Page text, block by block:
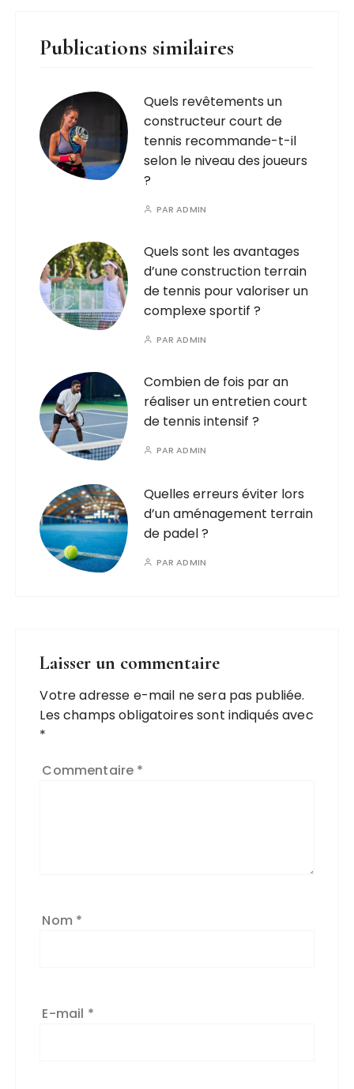
Publications similaires
Quels revêtements un
constructeur court de
tennis recommande-t-il
selon le niveau des joueurs
?
PARADMIN
Quels sont les avantages
d’une construction terrain
de tennis pour valoriser un
complexe sportif ?
PARADMIN
Combien de fois par an
réaliser un entretien court
de tennis intensif ?
PARADMIN
Quelles erreurs éviter lors
d’un aménagement terrain
de padel ?
PARADMIN
Laisser un commentaire
Votre adresse e-mail ne sera pas publiée.
Les champs obligatoires sont indiqués avec
*
Commentaire *
Nom *
E-mail *